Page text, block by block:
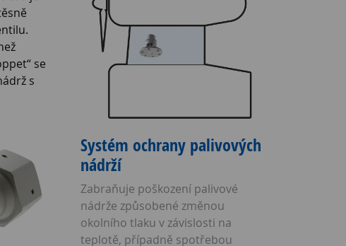
se
s
Systém ochrany palivových
nádrží
Zabraňuje poškození palivové
nádrže způsobené změnou
okolního tlaku v závislosti na
teplotě, případně spotřebou